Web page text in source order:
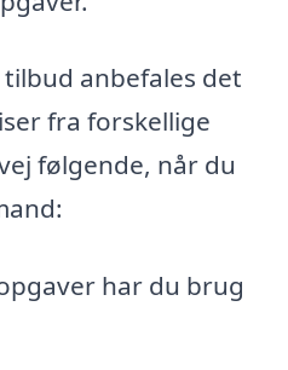
anbefales det
fra forskellige
følgende, når du
har du brug